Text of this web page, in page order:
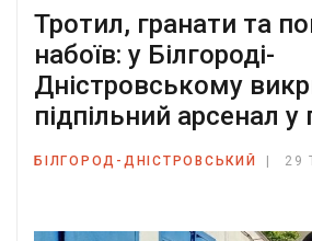
Тротил, гранати та
набоїв: у Білгороді-
Дністровському
підпільний арсенал у
БІЛГОРОД-ДНІСТРОВСЬКИЙ 29